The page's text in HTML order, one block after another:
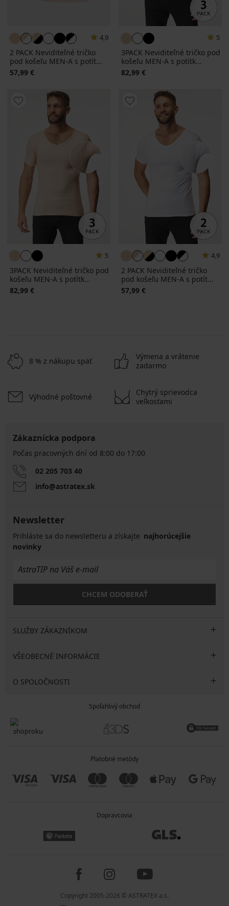
4,9
2 PACK Neviditeľné tričko
pod košeľu MEN-A s potít...
57,99 €
5
3PACK Neviditeľné tričko pod
košeľu MEN-A s potítk...
82,99 €
5
3PACK Neviditeľné tričko pod
košeľu MEN-A s potítk...
82,99 €
4,9
2 PACK Neviditeľné tričko
pod košeľu MEN-A s potít...
57,99 €
8 % z nákupu späť
Výmena a vrátenie
zadarmo
Výhodné poštovné
Chytrý sprievodca
veľkosťami
Zákaznícka podpora
Počas pracovných dní od 8:00 do 17:00
02 205 703 40
info@astratex.sk
Newsletter
Prihláste sa do newsletteru a získajte najhorúcejšie
novinky
CHCEM ODOBERAŤ
SLUŽBY ZÁKAZNÍKOM
VŠEOBECNÉ INFORMÁCIE
O SPOLOČNOSTI
Spoľahlivý obchod
Platobné metódy
Dopravcovia
Copyright 2005-2026 © ASTRATEX a.s.